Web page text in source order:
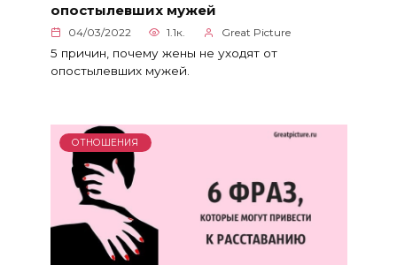
опостылевших мужей
04/03/2022 1.1к. Great Picture
5 причин, почему жены не уходят от
опостылевших мужей.
ОТНОШЕНИЯ